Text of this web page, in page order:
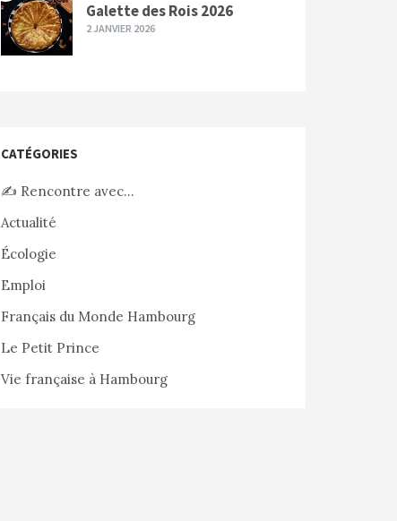
Galette des Rois 2026
2 JANVIER 2026
CATÉGORIES
✍️ Rencontre avec…
Actualité
Écologie
Emploi
Français du Monde Hambourg
Le Petit Prince
Vie française à Hambourg